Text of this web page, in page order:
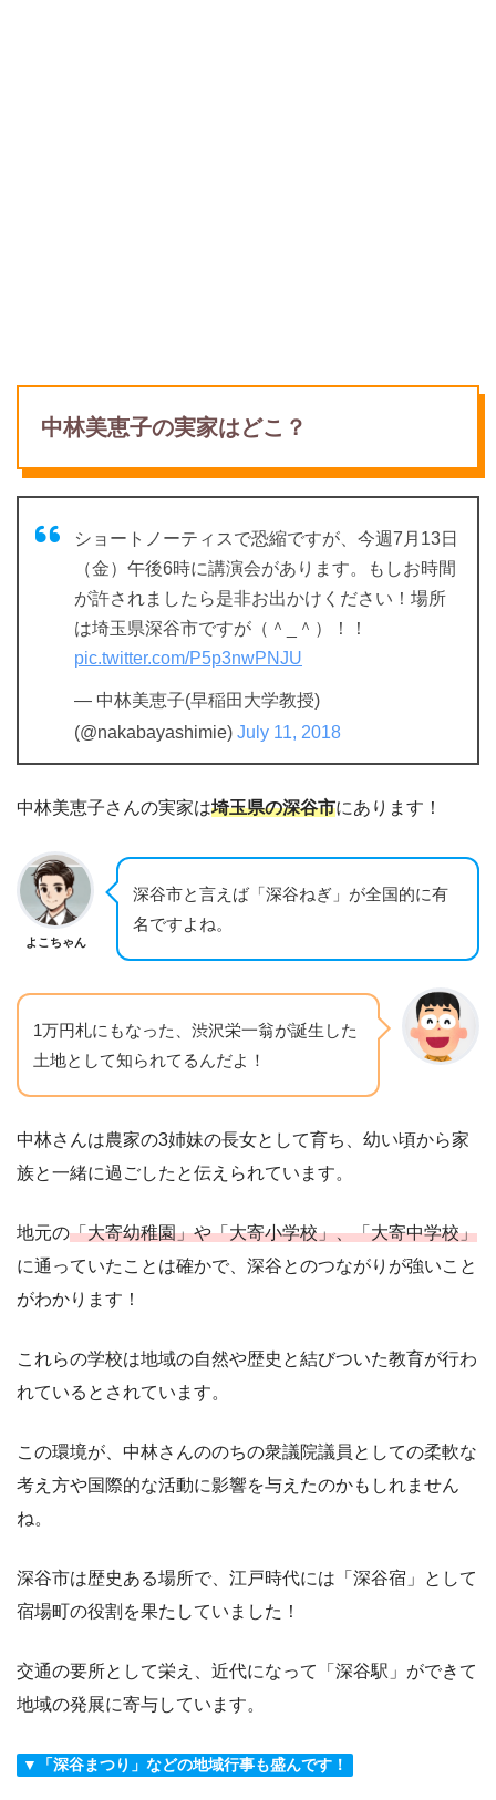
中林美恵子の実家はどこ？
ショートノーティスで恐縮ですが、今週7月13日
（金）午後6時に講演会があります。もしお時間
が許されましたら是非お出かけください！場所
は埼玉県深谷市ですが（＾_＾）！！
pic.twitter.com/P5p3nwPNJU
— 中林美恵子(早稲田大学教授)
(@nakabayashimie) July 11, 2018
中林美恵子さんの実家は埼玉県の深谷市にあります！
よこちゃん
深谷市と言えば「深谷ねぎ」が全国的に有
名ですよね。
1万円札にもなった、渋沢栄一翁が誕生した
土地として知られてるんだよ！
中林さんは農家の3姉妹の長女として育ち、幼い頃から家
族と一緒に過ごしたと伝えられています。
地元の「大寄幼稚園」や「大寄小学校」、「大寄中学校」
に通っていたことは確かで、深谷とのつながりが強いこと
がわかります！
これらの学校は地域の自然や歴史と結びついた教育が行わ
れているとされています。
この環境が、中林さんののちの衆議院議員としての柔軟な
考え方や国際的な活動に影響を与えたのかもしれません
ね。
深谷市は歴史ある場所で、江戸時代には「深谷宿」として
宿場町の役割を果たしていました！
交通の要所として栄え、近代になって「深谷駅」ができて
地域の発展に寄与しています。
▼「深谷まつり」などの地域行事も盛んです！